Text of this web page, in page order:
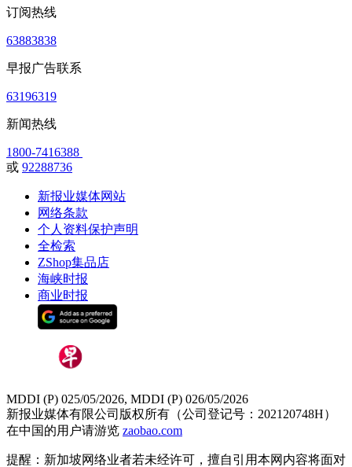
订阅热线
63883838
早报广告联系
63196319
新闻热线
1800-7416388
或 92288736
新报业媒体网站
网络条款
个人资料保护声明
全检索
ZShop集品店
海峡时报
商业时报
MDDI (P) 025/05/2026, MDDI (P) 026/05/2026
新报业媒体有限公司版权所有（公司登记号：202120748H）
在中国的用户请游览 zaobao.com
提醒：新加坡网络业者若未经许可，擅自引用本网内容将面对